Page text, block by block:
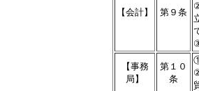
【会計】 第９条
【事務
局】
第１０
条